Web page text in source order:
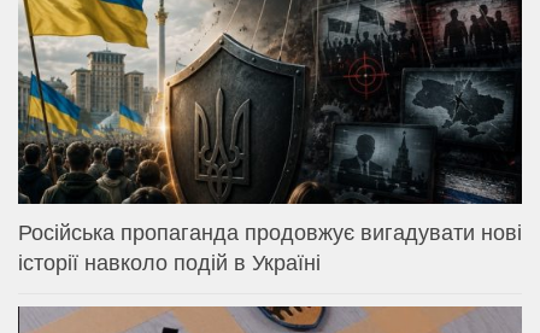
Російська пропаганда продовжує вигадувати нові
історії навколо подій в Україні